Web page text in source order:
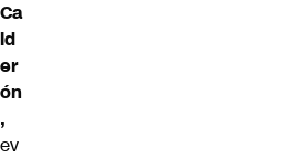
Ca
ld
er
ón
,
ev